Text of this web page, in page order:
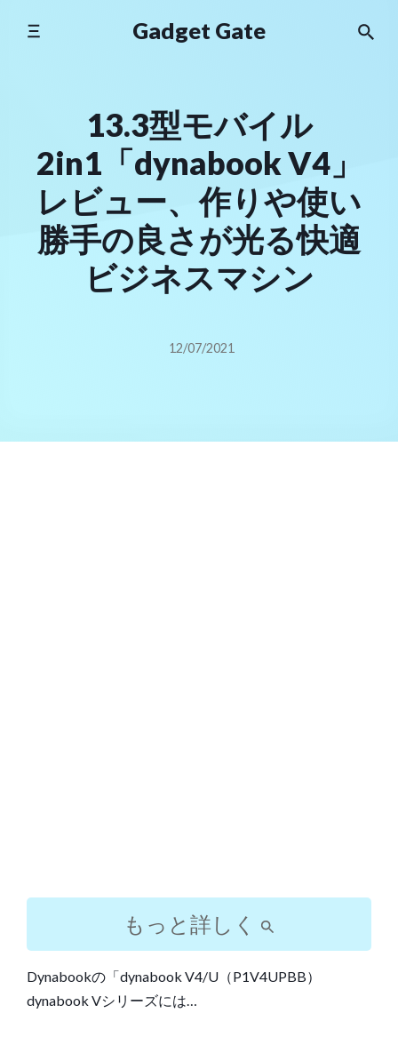
Gadget Gate
13.3型モバイル
2in1「dynabook V4」
レビュー、作りや使い
勝手の良さが光る快適
ビジネスマシン
12/07/2021
もっと詳しく
Dynabookの「dynabook V4/U（P1V4UPBB）
dynabook Vシリーズには…